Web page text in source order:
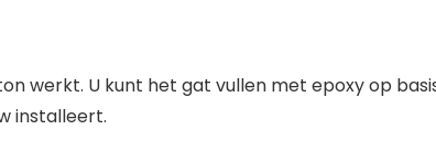
werkt. U kunt het gat vullen met epoxy op
installeert.